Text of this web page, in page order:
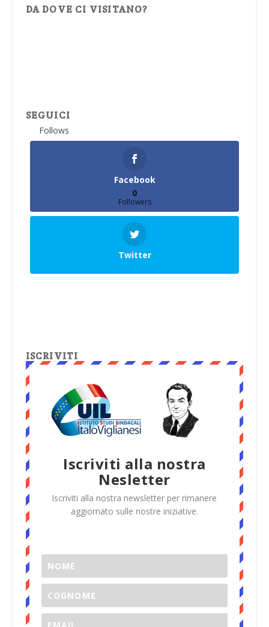
DA DOVE CI VISITANO?
SEGUICI
Follows
Facebook
0
Followers
Twitter
ISCRIVITI
Iscriviti alla nostra
Nesletter
Iscriviti alla nostra newsletter per rimanere
aggiornato sulle nostre iniziative.